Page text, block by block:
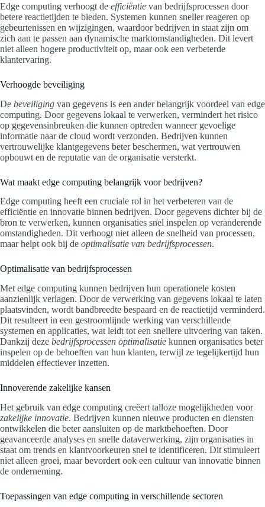
Edge computing verhoogt de efficiëntie van bedrijfsprocessen door
betere reactietijden te bieden. Systemen kunnen sneller reageren op
gebeurtenissen en wijzigingen, waardoor bedrijven in staat zijn om
zich aan te passen aan dynamische marktomstandigheden. Dit levert
niet alleen hogere productiviteit op, maar ook een verbeterde
klantervaring.
Verhoogde beveiliging
De beveiliging van gegevens is een ander belangrijk voordeel van edge
computing. Door gegevens lokaal te verwerken, vermindert het risico
op gegevensinbreuken die kunnen optreden wanneer gevoelige
informatie naar de cloud wordt verzonden. Bedrijven kunnen
vertrouwelijke klantgegevens beter beschermen, wat vertrouwen
opbouwt en de reputatie van de organisatie versterkt.
Wat maakt edge computing belangrijk voor bedrijven?
Edge computing heeft een cruciale rol in het verbeteren van de
efficiëntie en innovatie binnen bedrijven. Door gegevens dichter bij de
bron te verwerken, kunnen organisaties snel inspelen op veranderende
omstandigheden. Dit verhoogt niet alleen de snelheid van processen,
maar helpt ook bij de optimalisatie van bedrijfsprocessen.
Optimalisatie van bedrijfsprocessen
Met edge computing kunnen bedrijven hun operationele kosten
aanzienlijk verlagen. Door de verwerking van gegevens lokaal te laten
plaatsvinden, wordt bandbreedte bespaard en de reactietijd verminderd.
Dit resulteert in een gestroomlijnde werking van verschillende
systemen en applicaties, wat leidt tot een snellere uitvoering van taken.
Dankzij deze bedrijfsprocessen optimalisatie kunnen organisaties beter
inspelen op de behoeften van hun klanten, terwijl ze tegelijkertijd hun
middelen effectiever inzetten.
Innoverende zakelijke kansen
Het gebruik van edge computing creëert talloze mogelijkheden voor
zakelijke innovatie. Bedrijven kunnen nieuwe producten en diensten
ontwikkelen die beter aansluiten op de marktbehoeften. Door
geavanceerde analyses en snelle dataverwerking, zijn organisaties in
staat om trends en klantvoorkeuren snel te identificeren. Dit stimuleert
niet alleen groei, maar bevordert ook een cultuur van innovatie binnen
de onderneming.
Toepassingen van edge computing in verschillende sectoren